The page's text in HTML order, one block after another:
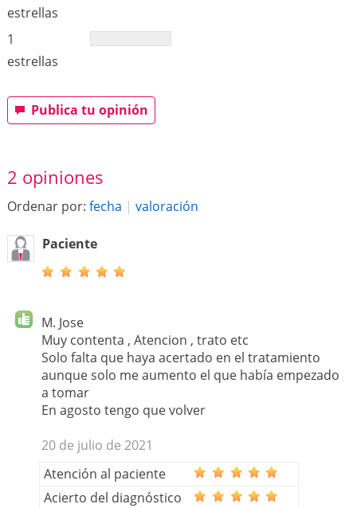
estrellas
1
estrellas
Publica tu opinión
2 opiniones
Ordenar por: fecha | valoración
Paciente
M. Jose
Muy contenta , Atencion , trato etc
Solo falta que haya acertado en el tratamiento
aunque solo me aumento el que había empezado
a tomar
En agosto tengo que volver
20 de julio de 2021
Atención al paciente
Acierto del diagnóstico